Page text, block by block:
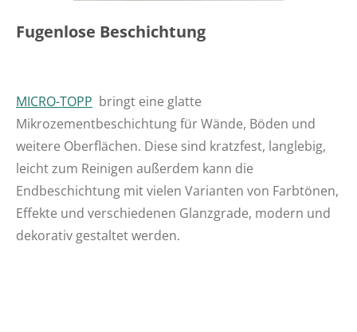
Fugenlose Beschichtung
MICRO-TOPP bringt eine glatte
Mikrozementbeschichtung für Wände, Böden und
weitere Oberflächen. Diese sind kratzfest, langlebig,
leicht zum Reinigen außerdem kann die
Endbeschichtung mit vielen Varianten von Farbtönen,
Effekte und verschiedenen Glanzgrade, modern und
dekorativ gestaltet werden.